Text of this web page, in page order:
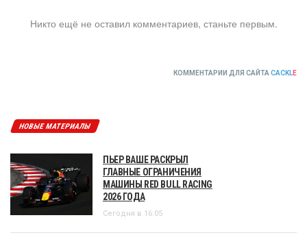
Никто ещё не оставил комментариев, станьте первым.
КОММЕНТАРИИ ДЛЯ САЙТА CACKLE
НОВЫЕ МАТЕРИАЛЫ
ПЬЕР ВАШЕ РАСКРЫЛ
ГЛАВНЫЕ ОГРАНИЧЕНИЯ
МАШИНЫ RED BULL RACING
2026 ГОДА
Сегодня в 16:05